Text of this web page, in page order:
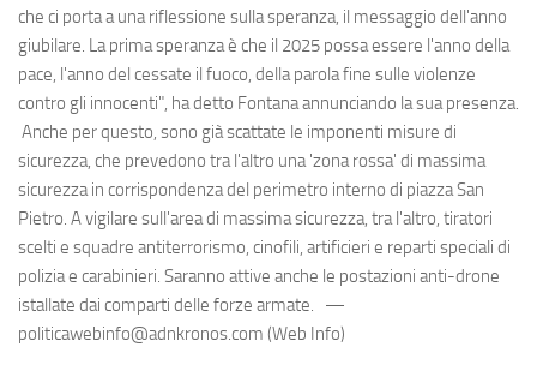
che ci porta a una riflessione sulla speranza, il messaggio dell'anno
giubilare. La prima speranza è che il 2025 possa essere l'anno della
pace, l'anno del cessate il fuoco, della parola fine sulle violenze
contro gli innocenti", ha detto Fontana annunciando la sua presenza.
Anche per questo, sono già scattate le imponenti misure di
sicurezza, che prevedono tra l'altro una 'zona rossa' di massima
sicurezza in corrispondenza del perimetro interno di piazza San
Pietro. A vigilare sull'area di massima sicurezza, tra l'altro, tiratori
scelti e squadre antiterrorismo, cinofili, artificieri e reparti speciali di
polizia e carabinieri. Saranno attive anche le postazioni anti-drone
istallate dai comparti delle forze armate. —
politicawebinfo@adnkronos.com (Web Info)